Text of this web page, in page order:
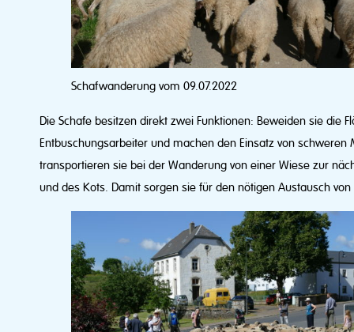
Schafwanderung vom 09.07.2022
Die Schafe besitzen direkt zwei Funktionen: Beweiden sie die
Entbuschungsarbeiter und machen den Einsatz von
transportieren sie bei der Wanderung von einer Wiese zur
und des Kots. Damit sorgen sie für den nötigen Austausch von